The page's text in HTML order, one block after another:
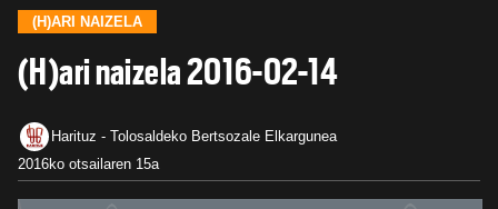
(H)ARI NAIZELA
(H)ari naizela 2016-02-14
Harituz - Tolosaldeko Bertsozale Elkargunea
2016ko otsailaren 15a